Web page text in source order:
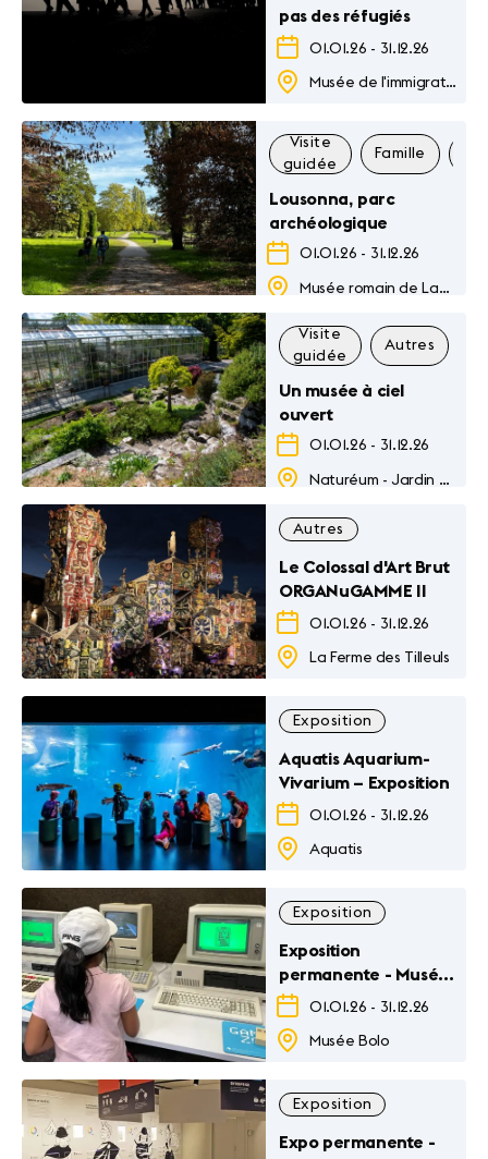
pas des réfugiés
01.01.26 - 31.12.26
Musée de l'immigration
Visite
guidée
Famille
Lousonna, parc
archéologique
01.01.26 - 31.12.26
Musée romain de Lausanne-Vidy
Visite
guidée
Autres
Un musée à ciel
ouvert
01.01.26 - 31.12.26
Naturéum - Jardin botanique
Autres
Le Colossal d'Art Brut
ORGANuGAMME II
01.01.26 - 31.12.26
La Ferme des Tilleuls
Exposition
Aquatis Aquarium-
Vivarium – Exposition
01.01.26 - 31.12.26
Aquatis
Exposition
Exposition
permanente - Musée
Bolo01.01.26 - 31.12.26
Musée Bolo
Exposition
Expo permanente -